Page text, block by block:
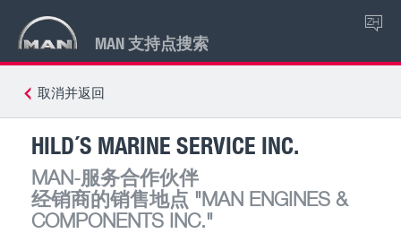
MAN 支持点搜索
ZH
取消并返回
HILD´S MARINE SERVICE INC.
MAN-服务合作伙伴
经销商的销售地点 "MAN ENGINES &
COMPONENTS INC."